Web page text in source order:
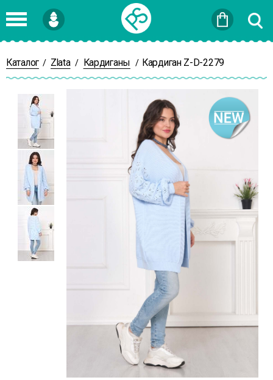
Войти
Каталог / Zlata / Кардиганы / Кардиган Z-D-2279